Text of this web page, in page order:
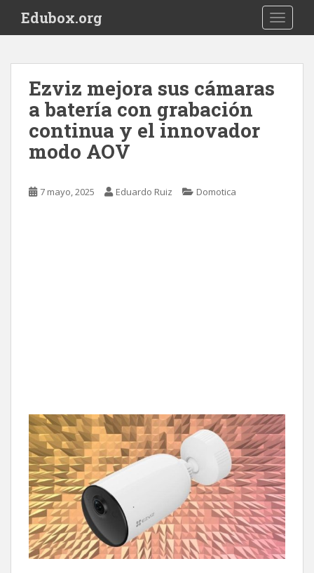
i
Edubox.org
Ezviz mejora sus cámaras
a batería con grabación
continua y el innovador
modo AOV
7 mayo, 2025 Eduardo Ruiz Domotica